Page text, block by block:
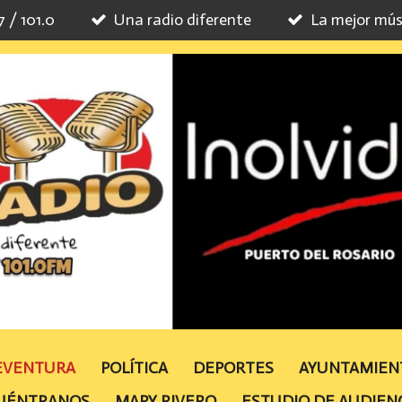
/ 101.0 Una radio diferente La mejor
POLÍTICA DEPORTES